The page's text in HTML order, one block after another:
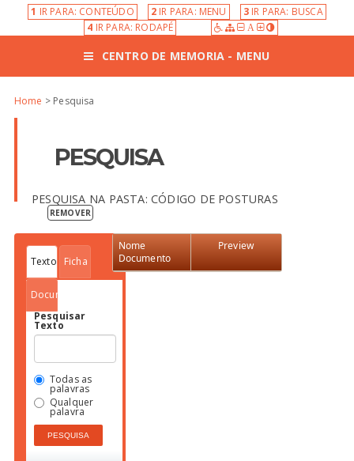
1 IR PARA: CONTEÚDO 2 IR PARA: MENU 3 IR PARA: BUSCA
4 IR PARA: RODAPÉ A
CENTRO DE MEMORIA - MENU
Home > Pesquisa
PESQUISA
PESQUISA NA PASTA: CÓDIGO DE POSTURAS
REMOVER
Texto Ficha
Documento
Pesquisar
Texto
Todas as
palavras
Qualquer
palavra
Nome
Documento
Preview